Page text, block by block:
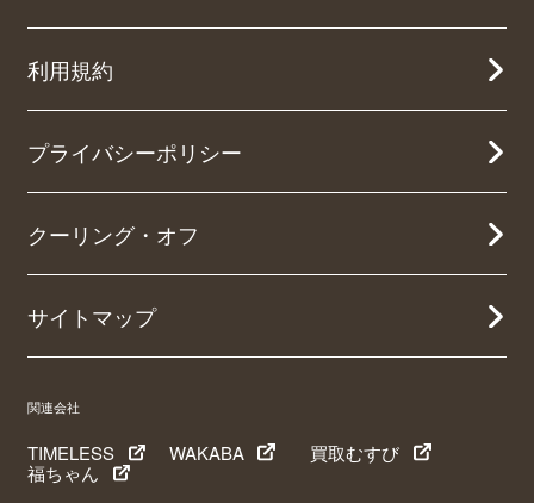
利用規約
プライバシーポリシー
クーリング・オフ
サイトマップ
関連会社
TIMELESS WAKABA
買取むすび
福ちゃん